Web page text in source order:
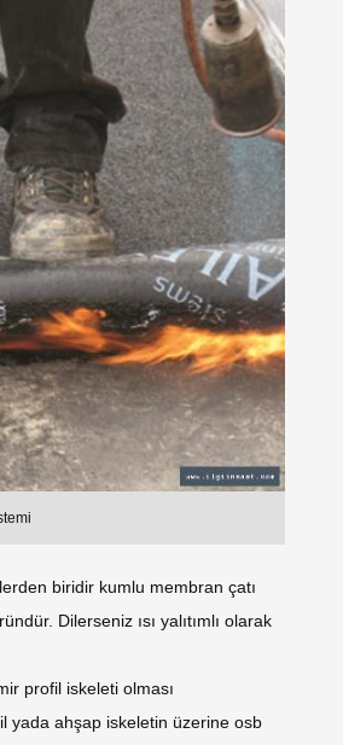
biridir kumlu membran çatı
Dilerseniz ısı yalıtımlı olarak
profil iskeleti olması
yada ahşap iskeletin üzerine osb